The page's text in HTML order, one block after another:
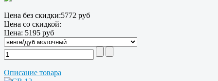
Цена без скидки:5772 руб
Цена со скидкой:
Цена: 5195 руб
Описание товара